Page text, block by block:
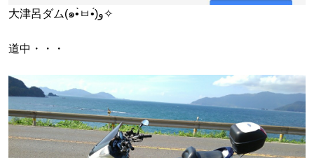
大津呂ダム(๑•̀ㅂ•́)و✧
道中・・・